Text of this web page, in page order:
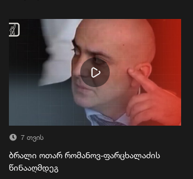
7 თვის
ბრალი ოთარ რომანოვ-ფარცხალაძის
წინააღმდეგ